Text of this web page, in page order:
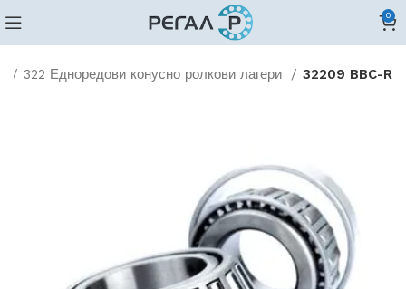
0
322 Едноредови конусно ролкови лагери 32209 BBC-R